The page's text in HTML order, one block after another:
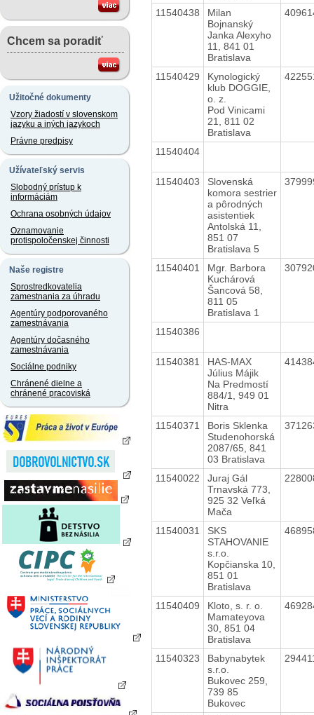
Chcem sa poradiť
Užitočné dokumenty
Vzory žiadostí v slovenskom
jazyku a iných jazykoch
Právne predpisy
Užívateľský servis
Slobodný prístup k
informáciám
Ochrana osobných údajov
Oznamovanie
protispoločenskej činnosti
Naše registre
Sprostredkovatelia
zamestnania za úhradu
Agentúry podporovaného
zamestnávania
Agentúry dočasného
zamestnávania
Sociálne podniky
Chránené dielne a
chránené pracoviská
11540438
Milan
Bojnanský
Janka Alexyho
11, 841 01
Bratislava
11540429
Kynologický
klub DOGGIE,
o. z.
Pod Vinicami
21, 811 02
Bratislava
11540404
11540403
Slovenská
komora sestrier
a pôrodných
asistentiek
Antolská 11,
851 07
Bratislava 5
11540401
Mgr. Barbora
Kuchárová
Šancová 58,
811 05
Bratislava 1
11540386
11540381
HAS-MAX
Július Májik
Na Predmostí
884/1, 949 01
Nitra
11540371
Boris Sklenka
Studenohorská
2087/65, 841
03 Bratislava
11540022
Juraj Gál
Trnavská 773,
925 32 Veľká
Mača
11540031
SKS
STAHOVANIE
s.r.o.
Kopčianska 10,
851 01
Bratislava
11540409
Kloto, s. r. o.
Mamateyova
30, 851 04
Bratislava
11540323
Babynabytek
s.r.o.
Bukovec 259,
739 85
Bukovec